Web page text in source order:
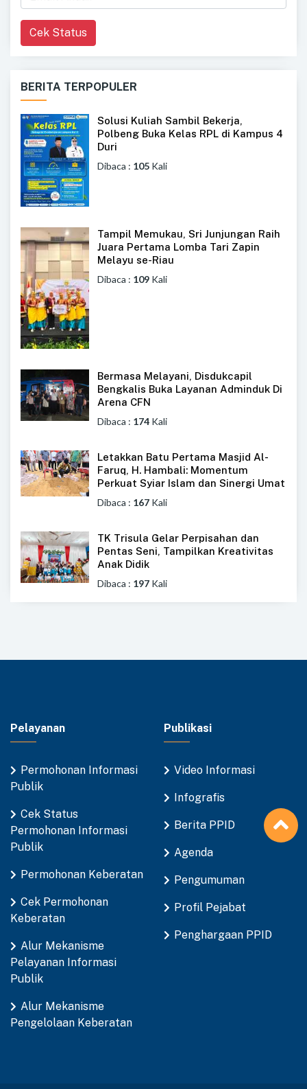
Cek Status
BERITA TERPOPULER
Solusi Kuliah Sambil Bekerja,
Polbeng Buka Kelas RPL di Kampus 4
Duri
Dibaca : 105 Kali
Tampil Memukau, Sri Junjungan Raih
Juara Pertama Lomba Tari Zapin
Melayu se-Riau
Dibaca : 109 Kali
Bermasa Melayani, Disdukcapil
Bengkalis Buka Layanan Adminduk Di
Arena CFN
Dibaca : 174 Kali
Letakkan Batu Pertama Masjid Al-
Faruq, H. Hambali: Momentum
Perkuat Syiar Islam dan Sinergi Umat
Dibaca : 167 Kali
TK Trisula Gelar Perpisahan dan
Pentas Seni, Tampilkan Kreativitas
Anak Didik
Dibaca : 197 Kali
Pelayanan
Permohonan Informasi
Publik
Cek Status
Permohonan Informasi
Publik
Permohonan Keberatan
Cek Permohonan
Keberatan
Alur Mekanisme
Pelayanan Informasi
Publik
Alur Mekanisme
Pengelolaan Keberatan
Publikasi
Video Informasi
Infografis
Berita PPID
Agenda
Pengumuman
Profil Pejabat
Penghargaan PPID